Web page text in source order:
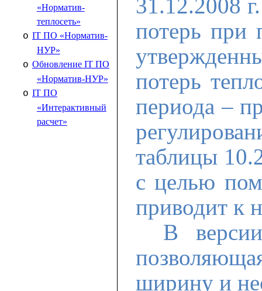
«Норматив-
теплосеть»
o IT ПО «Норматив-
НУР»
o Обновление IT ПО
«Норматив-НУР»
o IT ПО
«Интерактивный
расчет»
31.12.2008
потерь при
потерь
периода –
таблицы
с целью
приводит к
В
ширину и